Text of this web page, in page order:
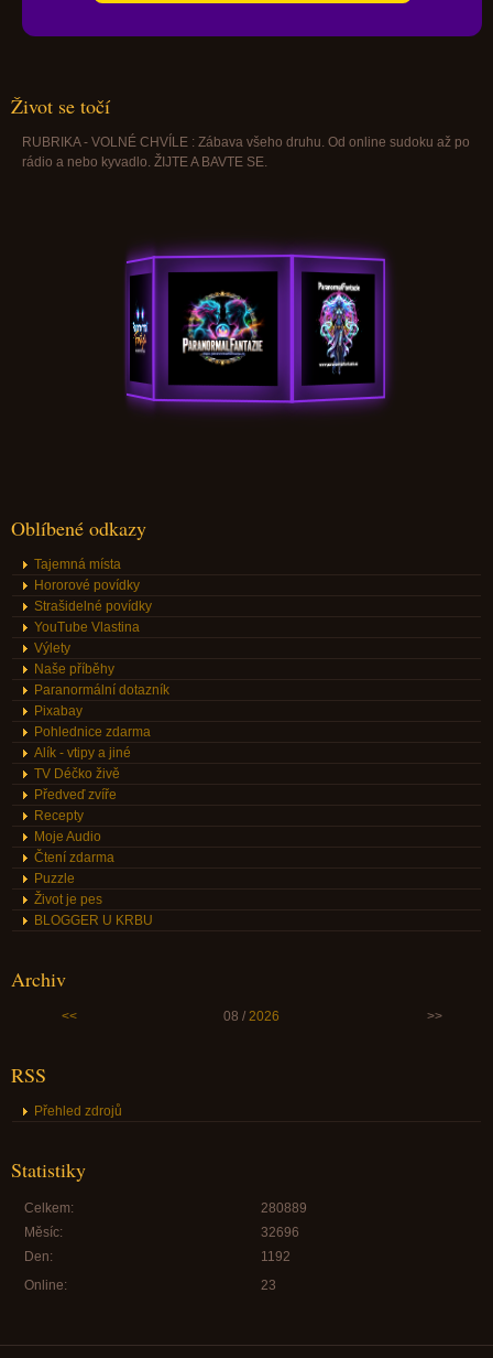
Život se točí
RUBRIKA - VOLNÉ CHVÍLE : Zábava všeho druhu. Od online sudoku až po
rádio a nebo kyvadlo. ŽIJTE A BAVTE SE.
Oblíbené odkazy
Tajemná místa
Hororové povídky
Strašidelné povídky
YouTube Vlastina
Výlety
Naše příběhy
Paranormální dotazník
Pixabay
Pohlednice zdarma
Alík - vtipy a jiné
TV Déčko živě
Předveď zvíře
Recepty
Moje Audio
Čtení zdarma
Puzzle
Život je pes
BLOGGER U KRBU
Archiv
<< 08 / 2026 >>
RSS
Přehled zdrojů
Statistiky
Online: 23
Celkem:
280889
Měsíc:
32696
Den:
1192